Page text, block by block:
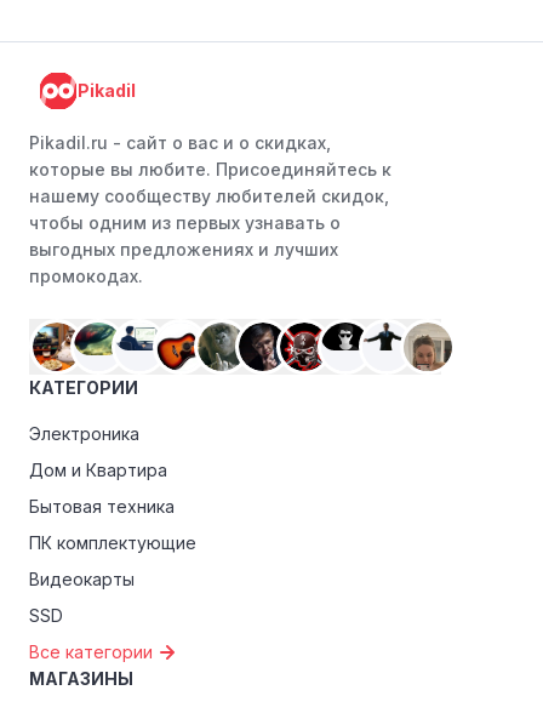
Pikadil
Pikadil.ru - cайт о вас и о скидках,
которые вы любите. Присоединяйтесь к
нашему сообществу любителей скидок,
чтобы одним из первых узнавать о
выгодных предложениях и лучших
промокодах.
КАТЕГОРИИ
Электроника
Дом и Квартира
Бытовая техника
ПК комплектующие
Видеокарты
SSD
Все категории
МАГАЗИНЫ